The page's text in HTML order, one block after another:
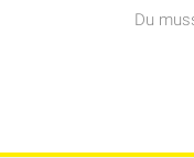
Du